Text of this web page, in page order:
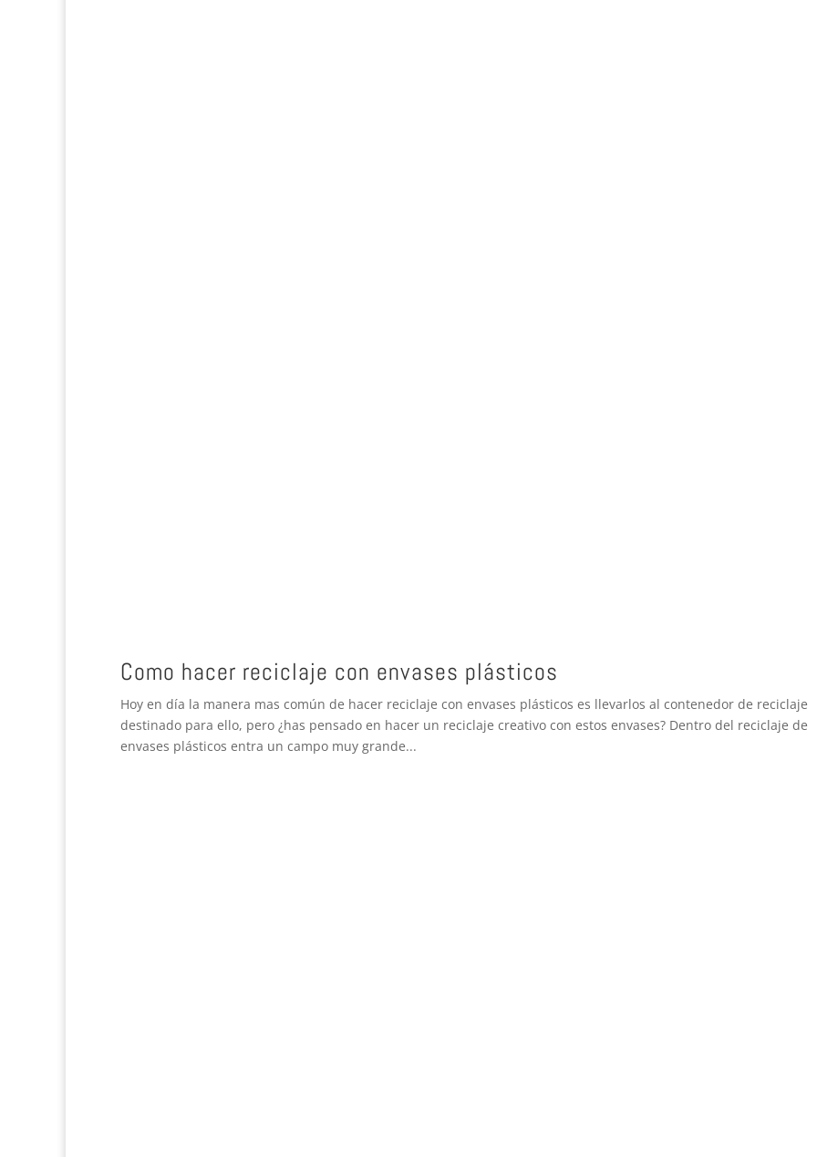
Como hacer reciclaje con envases plásticos
Hoy en día la manera mas común de hacer reciclaje con envases plásticos es llevarlos al contenedor de reciclaje
destinado para ello, pero ¿has pensado en hacer un reciclaje creativo con estos envases? Dentro del reciclaje de
envases plásticos entra un campo muy grande...